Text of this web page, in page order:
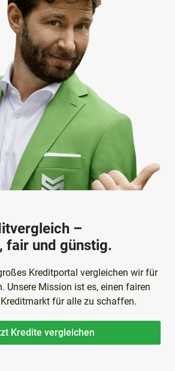
–
fair und günstig.
Kreditportal vergleichen wir für
Unsere Mission ist es, einen fairen
für alle zu schaffen.
Kredite vergleichen